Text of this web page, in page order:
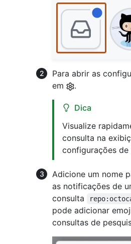
Para abrir as
em
.
Dica
Visualize
consulta na
configurações
Adicione um nome
as notificações de
consulta
pode adicionar
consultas de